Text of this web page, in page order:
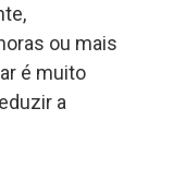
ou mais
é muito
a